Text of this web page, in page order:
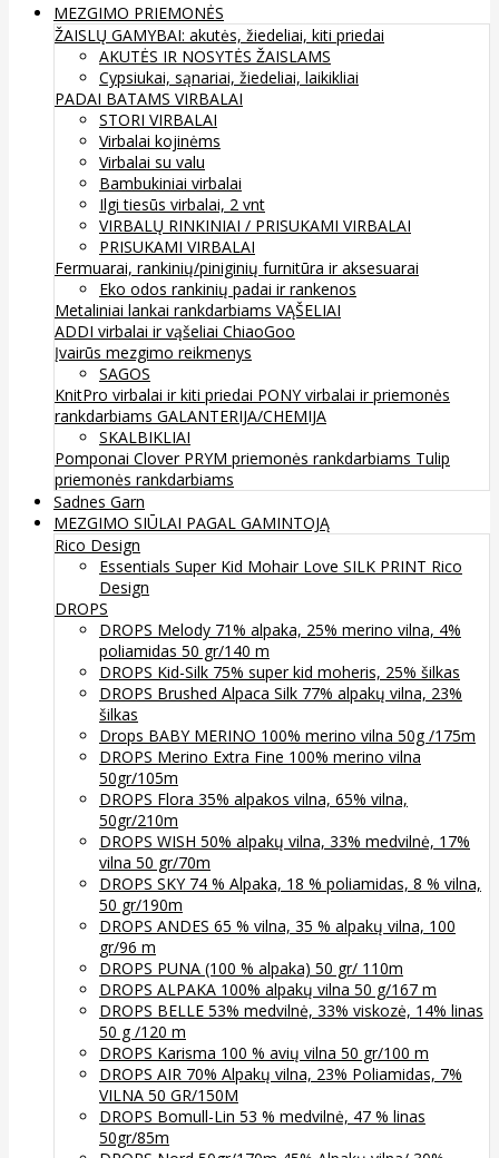
MEZGIMO PRIEMONĖS
ŽAISLŲ GAMYBAI: akutės, žiedeliai, kiti priedai
AKUTĖS IR NOSYTĖS ŽAISLAMS
Cypsiukai, sąnariai, žiedeliai, laikikliai
PADAI BATAMS VIRBALAI
STORI VIRBALAI
Virbalai kojinėms
Virbalai su valu
Bambukiniai virbalai
Ilgi tiesūs virbalai, 2 vnt
VIRBALŲ RINKINIAI / PRISUKAMI VIRBALAI
PRISUKAMI VIRBALAI
Fermuarai, rankinių/piniginių furnitūra ir aksesuarai
Eko odos rankinių padai ir rankenos
Metaliniai lankai rankdarbiams VĄŠELIAI
ADDI virbalai ir vąšeliai ChiaoGoo
Įvairūs mezgimo reikmenys
SAGOS
KnitPro virbalai ir kiti priedai PONY virbalai ir priemonės
rankdarbiams GALANTERIJA/CHEMIJA
SKALBIKLIAI
Pomponai Clover PRYM priemonės rankdarbiams Tulip
priemonės rankdarbiams
Sadnes Garn
MEZGIMO SIŪLAI PAGAL GAMINTOJĄ
Rico Design
Essentials Super Kid Mohair Love SILK PRINT Rico
Design
DROPS
DROPS Melody 71% alpaka, 25% merino vilna, 4%
poliamidas 50 gr/140 m
DROPS Kid-Silk 75% super kid moheris, 25% šilkas
DROPS Brushed Alpaca Silk 77% alpakų vilna, 23%
šilkas
Drops BABY MERINO 100% merino vilna 50g /175m
DROPS Merino Extra Fine 100% merino vilna
50gr/105m
DROPS Flora 35% alpakos vilna, 65% vilna,
50gr/210m
DROPS WISH 50% alpakų vilna, 33% medvilnė, 17%
vilna 50 gr/70m
DROPS SKY 74 % Alpaka, 18 % poliamidas, 8 % vilna,
50 gr/190m
DROPS ANDES 65 % vilna, 35 % alpakų vilna, 100
gr/96 m
DROPS PUNA (100 % alpaka) 50 gr/ 110m
DROPS ALPAKA 100% alpakų vilna 50 g/167 m
DROPS BELLE 53% medvilnė, 33% viskozė, 14% linas
50 g /120 m
DROPS Karisma 100 % avių vilna 50 gr/100 m
DROPS AIR 70% Alpakų vilna, 23% Poliamidas, 7%
VILNA 50 GR/150M
DROPS Bomull-Lin 53 % medvilnė, 47 % linas
50gr/85m